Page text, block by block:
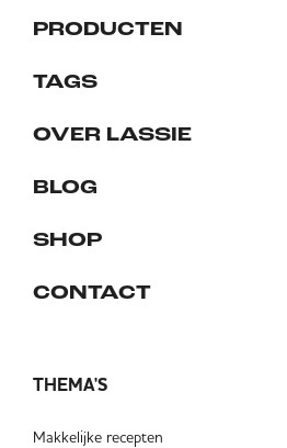
PRODUCTEN
TAGS
OVER LASSIE
BLOG
SHOP
CONTACT
THEMA'S
Makkelijke recepten